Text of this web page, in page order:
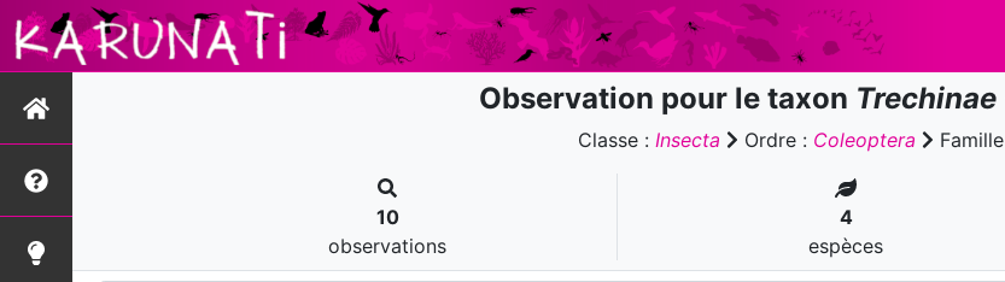
Observation pour le taxon Trechinae
Classe : Insecta Ordre : Coleoptera
10
observations
4
espèces